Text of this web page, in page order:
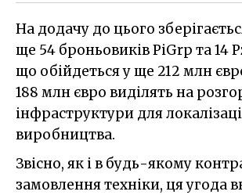
На додачу до цього
ще 54 броньовиків PiGrp та 14
що обійдеться у ще 212 млн
188 млн євро виділять на
інфраструктури для
виробництва.
Звісно, як і в будь-якому
замовлення техніки, ця угода